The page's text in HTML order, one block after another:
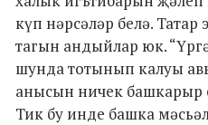
күп нәрсәләр белә. Татар
тагын андыйлар юк.
шунда тотынып калуы
анысын ничек башкарыр
Тик бу инде башка